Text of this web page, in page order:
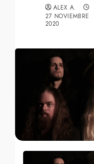
ALEX A.
27 NOVIEMBRE
2020